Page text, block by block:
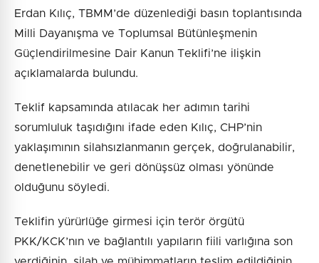
Erdan Kılıç, TBMM’de düzenlediği basın toplantısında
Milli Dayanışma ve Toplumsal Bütünleşmenin
Güçlendirilmesine Dair Kanun Teklifi’ne ilişkin
açıklamalarda bulundu.
Teklif kapsamında atılacak her adımın tarihi
sorumluluk taşıdığını ifade eden Kılıç, CHP’nin
yaklaşımının silahsızlanmanın gerçek, doğrulanabilir,
denetlenebilir ve geri dönüşsüz olması yönünde
olduğunu söyledi.
Teklifin yürürlüğe girmesi için terör örgütü
PKK/KCK’nın ve bağlantılı yapıların fiili varlığına son